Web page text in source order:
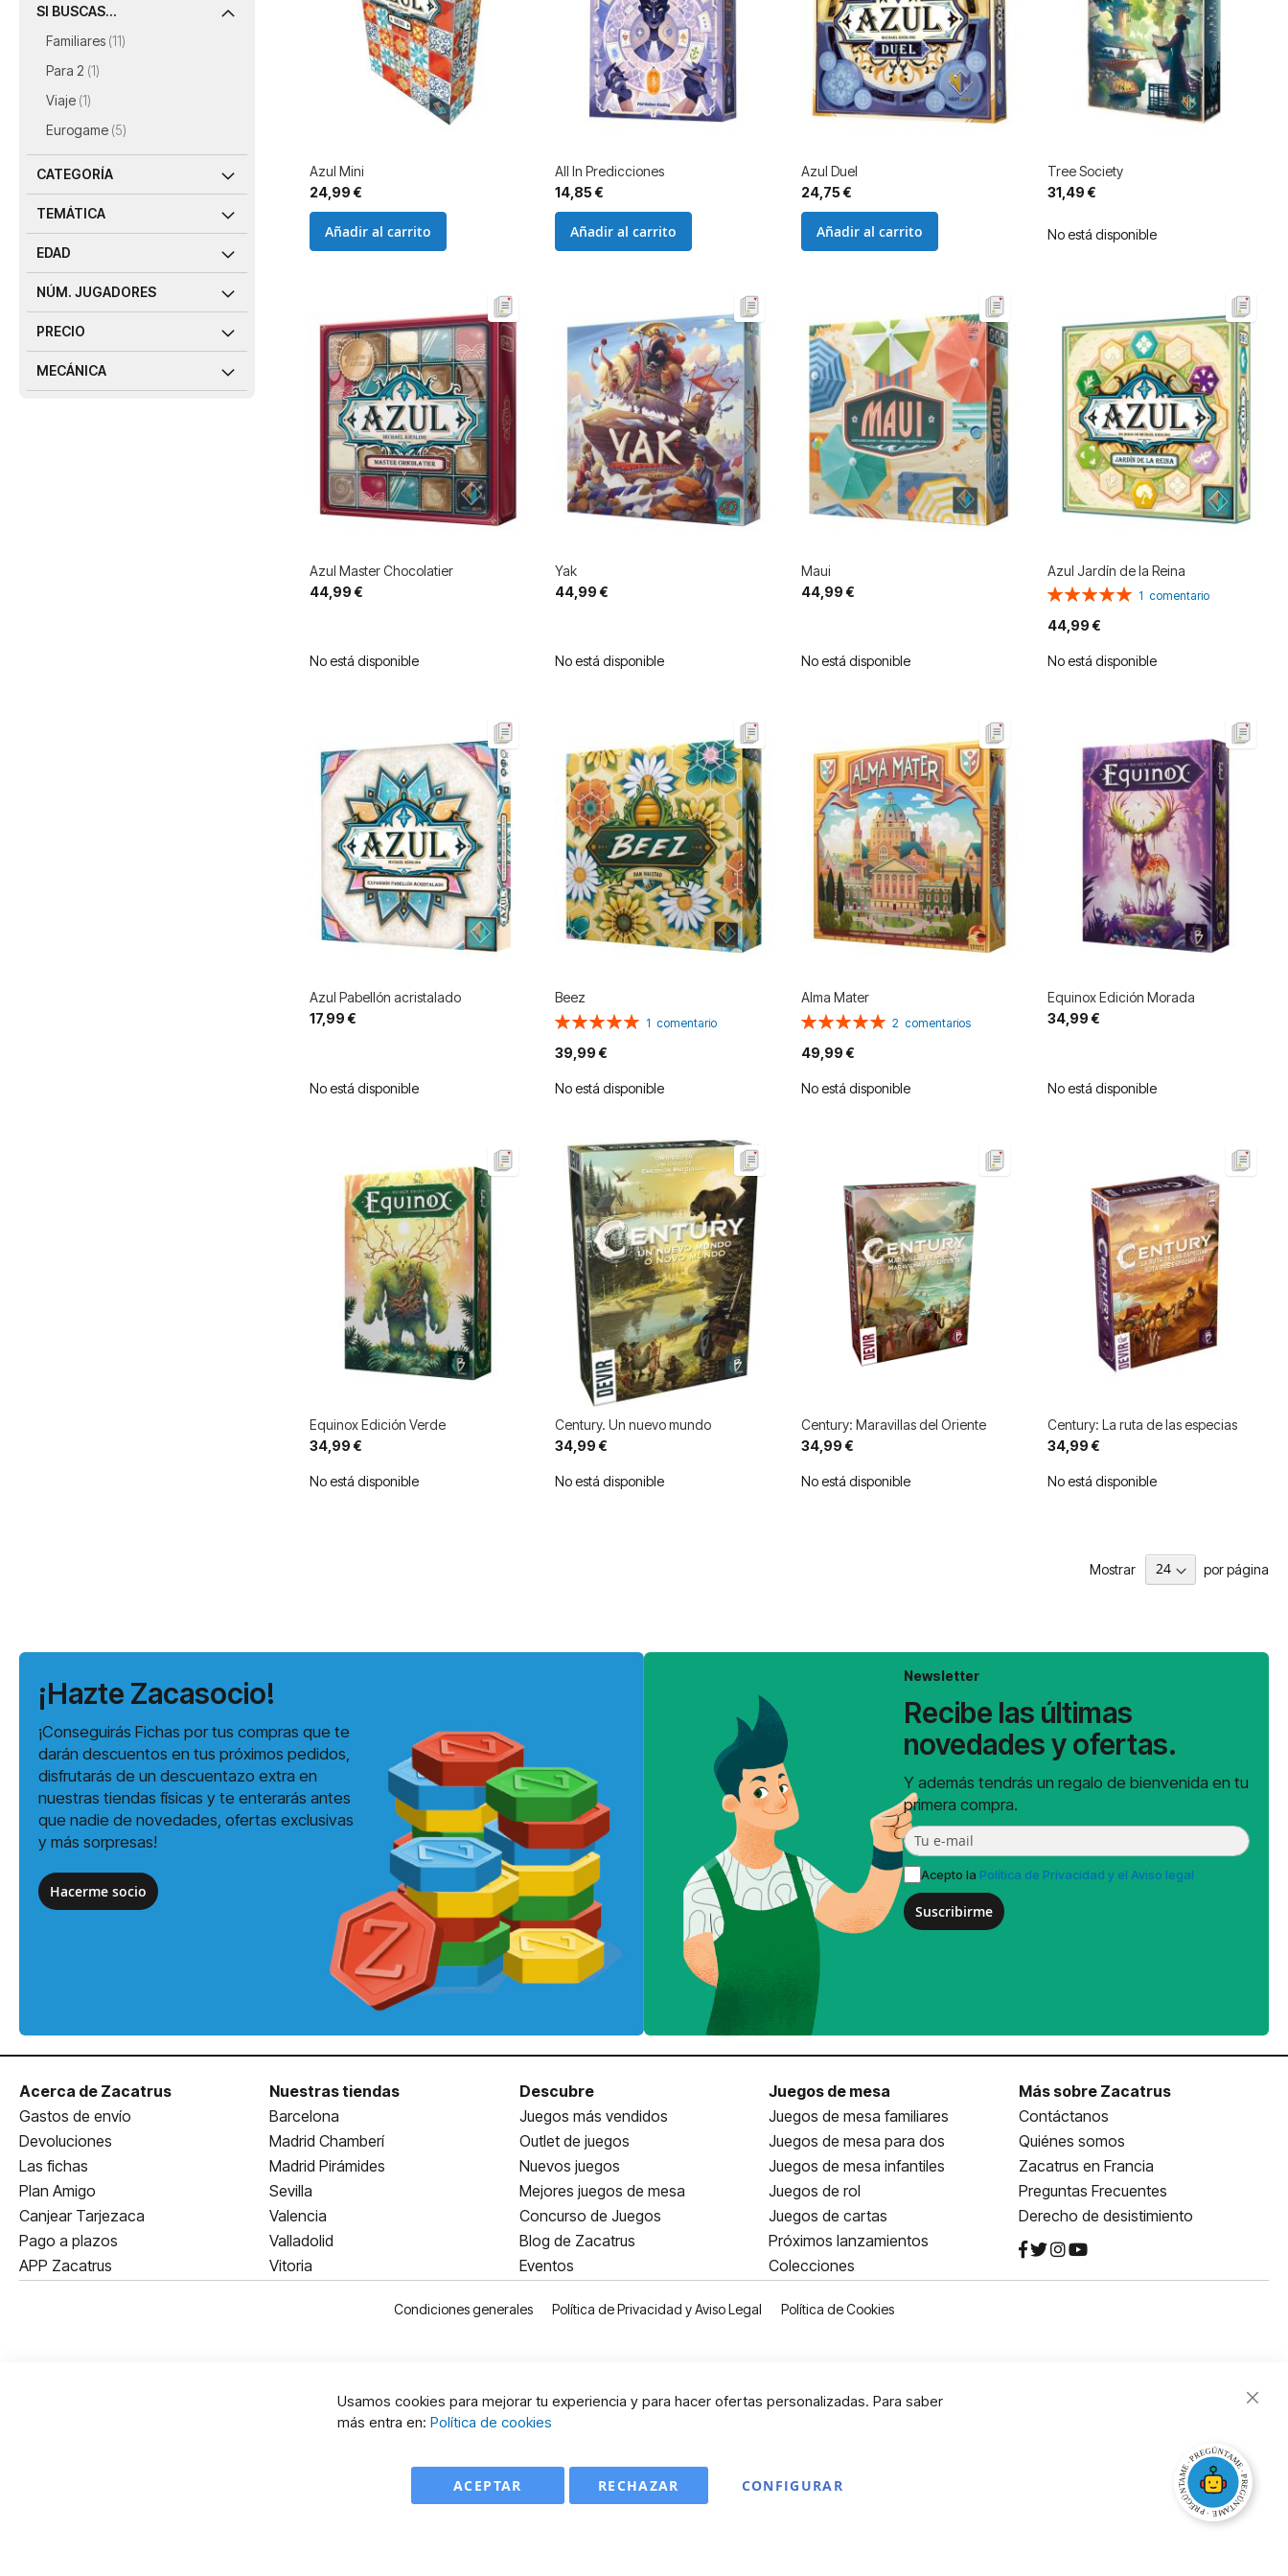
Azul Mini
24,99 €
Añadir al carrito
All In Predicciones
14,85 €
Añadir al carrito
Azul Duel
24,75 €
Añadir al carrito
Tree Society
31,49 €
No está disponible
Azul Master Chocolatier
44,99 €
No está disponible
Yak
44,99 €
No está disponible
Maui
44,99 €
No está disponible
Azul Jardín de la Reina
Valoración:
1 comentario
44,99 €
No está disponible
Azul Pabellón acristalado
17,99 €
No está disponible
Beez
Valoración:
1 comentario
39,99 €
No está disponible
Alma Mater
Valoración:
2 comentarios
49,99 €
No está disponible
Equinox Edición Morada
34,99 €
No está disponible
Equinox Edición Verde
34,99 €
No está disponible
Century. Un nuevo mundo
34,99 €
No está disponible
Century: Maravillas del Oriente
34,99 €
No está disponible
Century: La ruta de las especias
34,99 €
No está disponible
Mostrar por página
SI BUSCAS...
Familiares 11
artículos
Para 2 1
artículo
Viaje 1
artículo
Eurogame 5
artículos
CATEGORÍA
TEMÁTICA
EDAD
NÚM. JUGADORES
PRECIO
MECÁNICA
¡Hazte Zacasocio!
¡Conseguirás Fichas por tus compras que te
darán descuentos en tus próximos pedidos,
disfrutarás de un descuentazo extra en
nuestras tiendas físicas y te enterarás antes
que nadie de novedades, ofertas exclusivas
y más sorpresas!
Hacerme socio
Newsletter
Recibe las últimas
novedades y ofertas.
Y además tendrás un regalo de bienvenida en tu
primera compra.
Acepto la Política de Privacidad y el Aviso legal
Suscribirme
Acerca de Zacatrus
Gastos de envío
Devoluciones
Las fichas
Plan Amigo
Canjear Tarjezaca
Pago a plazos
APP Zacatrus
Nuestras tiendas
Barcelona
Madrid Chamberí
Madrid Pirámides
Sevilla
Valencia
Valladolid
Vitoria
Descubre
Juegos más vendidos
Outlet de juegos
Nuevos juegos
Mejores juegos de mesa
Concurso de Juegos
Blog de Zacatrus
Eventos
Juegos de mesa
Juegos de mesa familiares
Juegos de mesa para dos
Juegos de mesa infantiles
Juegos de rol
Juegos de cartas
Próximos lanzamientos
Colecciones
Más sobre Zacatrus
Contáctanos
Quiénes somos
Zacatrus en Francia
Preguntas Frecuentes
Derecho de desistimiento
Condiciones generales Política de Privacidad y Aviso Legal Política de Cookies
Usamos cookies para mejorar tu experiencia y para hacer ofertas personalizadas. Para saber
más entra en: Política de cookies
ACEPTAR CONFIGURAR
RECHAZAR